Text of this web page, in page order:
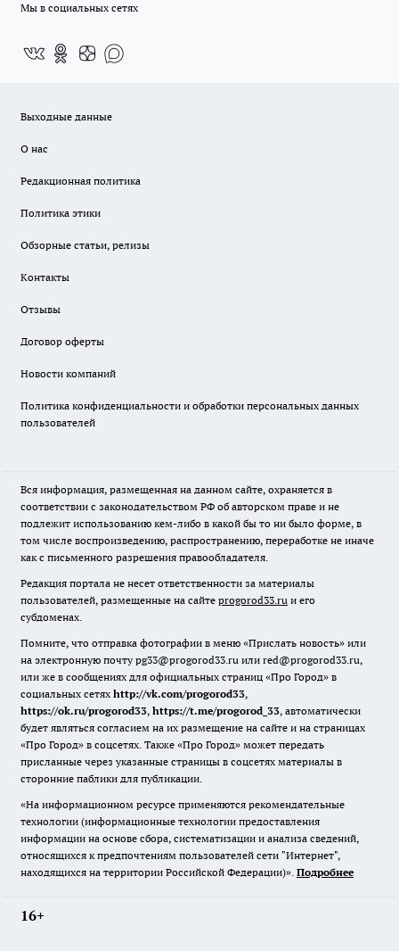
Мы в социальных сетях
Выходные данные
О нас
Редакционная политика
Политика этики
Обзорные статьи, релизы
Контакты
Отзывы
Договор оферты
Новости компаний
Политика конфиденциальности и обработки персональных данных
пользователей
Вся информация, размещенная на данном сайте, охраняется в
соответствии с законодательством РФ об авторском праве и не
подлежит использованию кем-либо в какой бы то ни было форме, в
том числе воспроизведению, распространению, переработке не иначе
как с письменного разрешения правообладателя.
Редакция портала не несет ответственности за материалы
пользователей, размещенные на сайте progorod33.ru и его
субдоменах.
Помните, что отправка фотографии в меню «Прислать новость» или
на электронную почту pg33@progorod33.ru или red@progorod33.ru,
или же в сообщениях для официальных страниц «Про Город» в
социальных сетях http://vk.com/progorod33,
https://ok.ru/progorod33, https://t.me/progorod_33, автоматически
будет являться согласием на их размещение на сайте и на страницах
«Про Город» в соцсетях. Также «Про Город» может передать
присланные через указанные страницы в соцсетях материалы в
сторонние паблики для публикации.
«На информационном ресурсе применяются рекомендательные
технологии (информационные технологии предоставления
информации на основе сбора, систематизации и анализа сведений,
относящихся к предпочтениям пользователей сети "Интернет",
находящихся на территории Российской Федерации)». Подробнее
16+